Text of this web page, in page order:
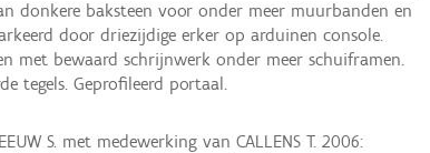
donkere baksteen voor onder meer muurbanden en
door driezijdige erker op arduinen console.
met bewaard schrijnwerk onder meer schuiframen.
tegels. Geprofileerd portaal.
S. met medewerking van CALLENS T. 2006: